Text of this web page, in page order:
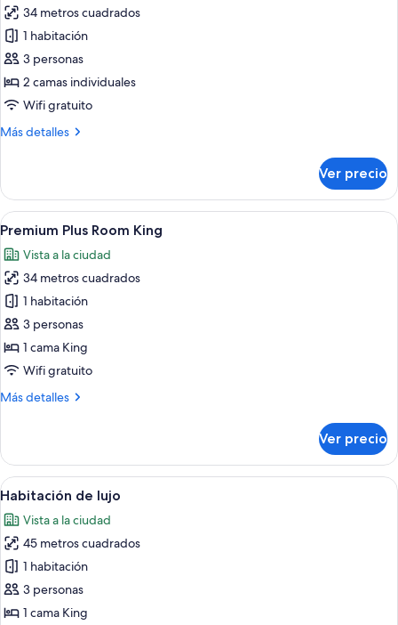
fotos
de
Habitación
Premium
con
camas
34 metros cuadrados
1 habitación
3 personas
2 camas individuales
Wifi gratuito
Más detalles
Más
Premium
con
2
individuales
Ver precio
Abrir
todas
las
fotos
de
Premium
Plus
Room
Una habitación de hotel con una
4
Premium Plus Room King
Vista a la ciudad
34 metros cuadrados
1 habitación
3 personas
1 cama King
Wifi gratuito
Más detalles
Más
Plus
Room
King
Ver precio
Abrir
todas
las
fotos
de
Habitación
de
Un baño moderno con una bañera
8
Habitación de lujo
Vista a la ciudad
45 metros cuadrados
1 habitación
3 personas
1 cama King